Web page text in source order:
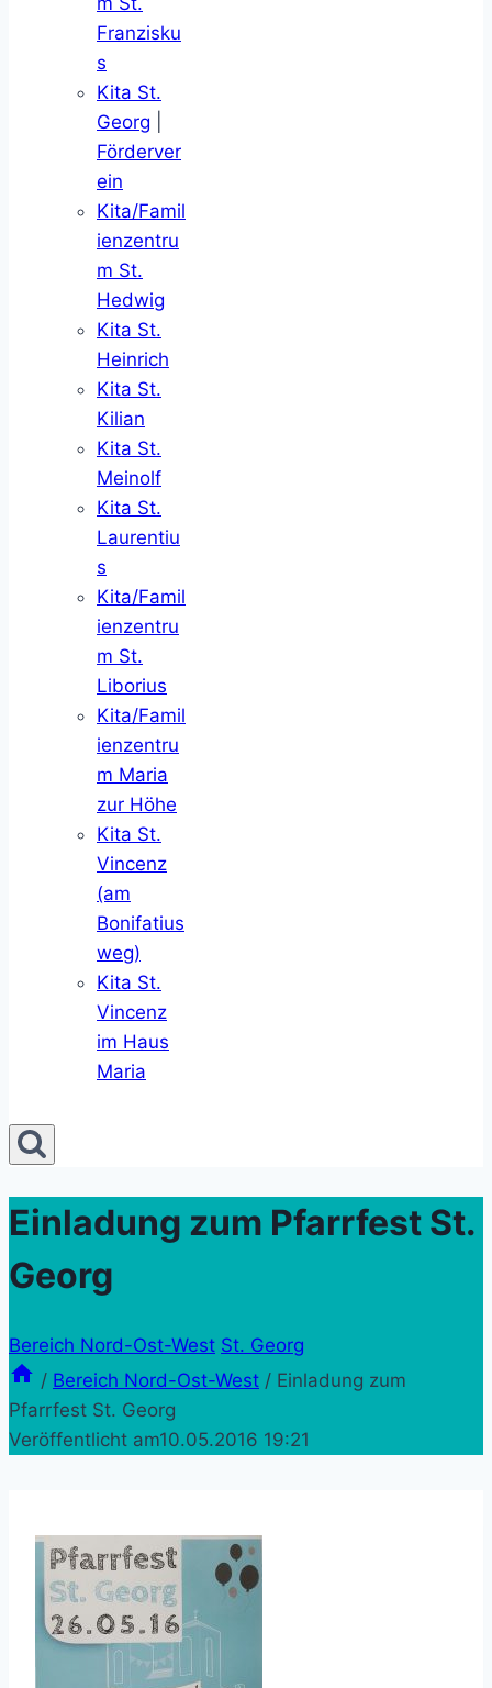
Franzisku
s
Kita St.
Georg
Förderver
ein
Kita/Famil
ienzentru
m St.
Hedwig
Kita St.
Heinrich
Kita St.
Kilian
Kita St.
Meinolf
Kita St.
Laurentiu
s
Kita/Famil
ienzentru
m St.
Liborius
Kita/Famil
ienzentru
m Maria
zur Höhe
Kita St.
Vincenz
(am
Bonifatius
weg)
Kita St.
Vincenz
im Haus
Maria
Einladung zum Pfarrfest St.
Georg
Bereich Nord-Ost-West St. Georg
/ Bereich Nord-Ost-West / Einladung zum
Pfarrfest St. Georg
Veröffentlicht am10.05.2016 19:21